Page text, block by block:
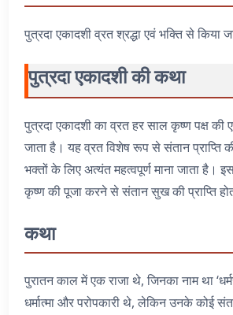
पुत्रदा एकादशी व्रत श्रद्धा एवं भक्ति से किया
पुत्रदा एकादशी की कथा
पुत्रदा एकादशी का व्रत हर साल कृष्ण पक्ष की
जाता है। यह व्रत विशेष रूप से संतान प्राप्ति
भक्तों के लिए अत्यंत महत्वपूर्ण माना जाता है।
कृष्ण की पूजा करने से संतान सुख की प्राप्ति
कथा
पुरातन काल में एक राजा थे, जिनका नाम था
धर्मात्मा और परोपकारी थे, लेकिन उनके कोई